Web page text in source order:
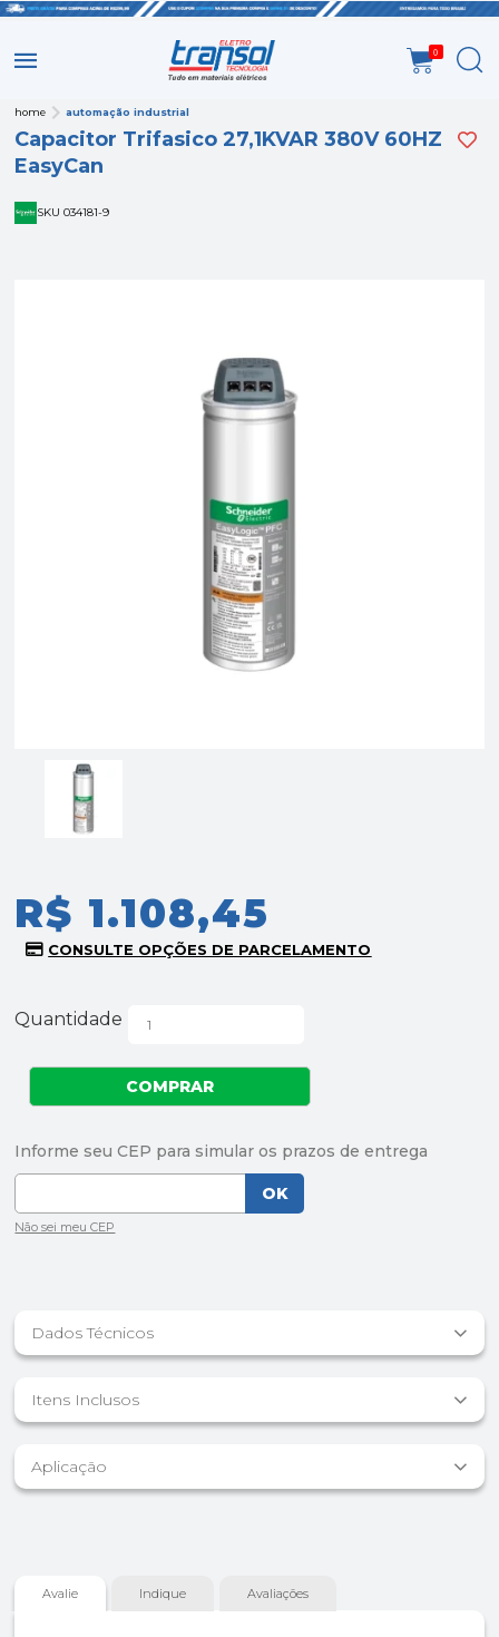
0
home automação industrial
Capacitor Trifasico 27,1KVAR 380V 60HZ
EasyCan
SKU 034181-9
R$ 1.108,45
Quantidade
Dados Técnicos
Itens Inclusos
Aplicação
Avalie Indique Avaliações